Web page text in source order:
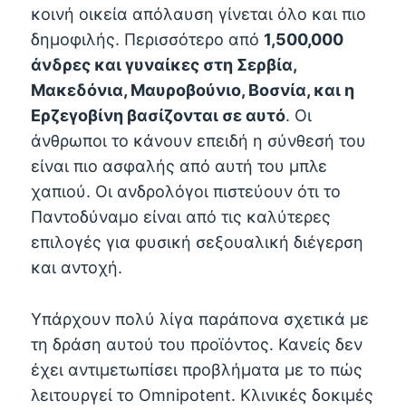
κοινή οικεία απόλαυση γίνεται όλο και πιο
δημοφιλής. Περισσότερο από 1,500,000
άνδρες και γυναίκες στη Σερβία,
Μακεδόνια, Μαυροβούνιο, Βοσνία, και η
Ερζεγοβίνη βασίζονται σε αυτό. Οι
άνθρωποι το κάνουν επειδή η σύνθεσή του
είναι πιο ασφαλής από αυτή του μπλε
χαπιού. Οι ανδρολόγοι πιστεύουν ότι το
Παντοδύναμο είναι από τις καλύτερες
επιλογές για φυσική σεξουαλική διέγερση
και αντοχή.
Υπάρχουν πολύ λίγα παράπονα σχετικά με
τη δράση αυτού του προϊόντος. Κανείς δεν
έχει αντιμετωπίσει προβλήματα με το πώς
λειτουργεί το Omnipotent. Κλινικές δοκιμές